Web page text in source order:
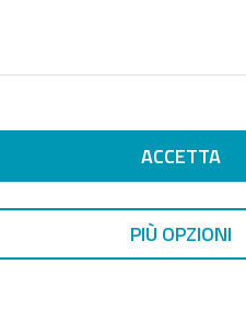
ACCETTA
PIÙ OPZIONI